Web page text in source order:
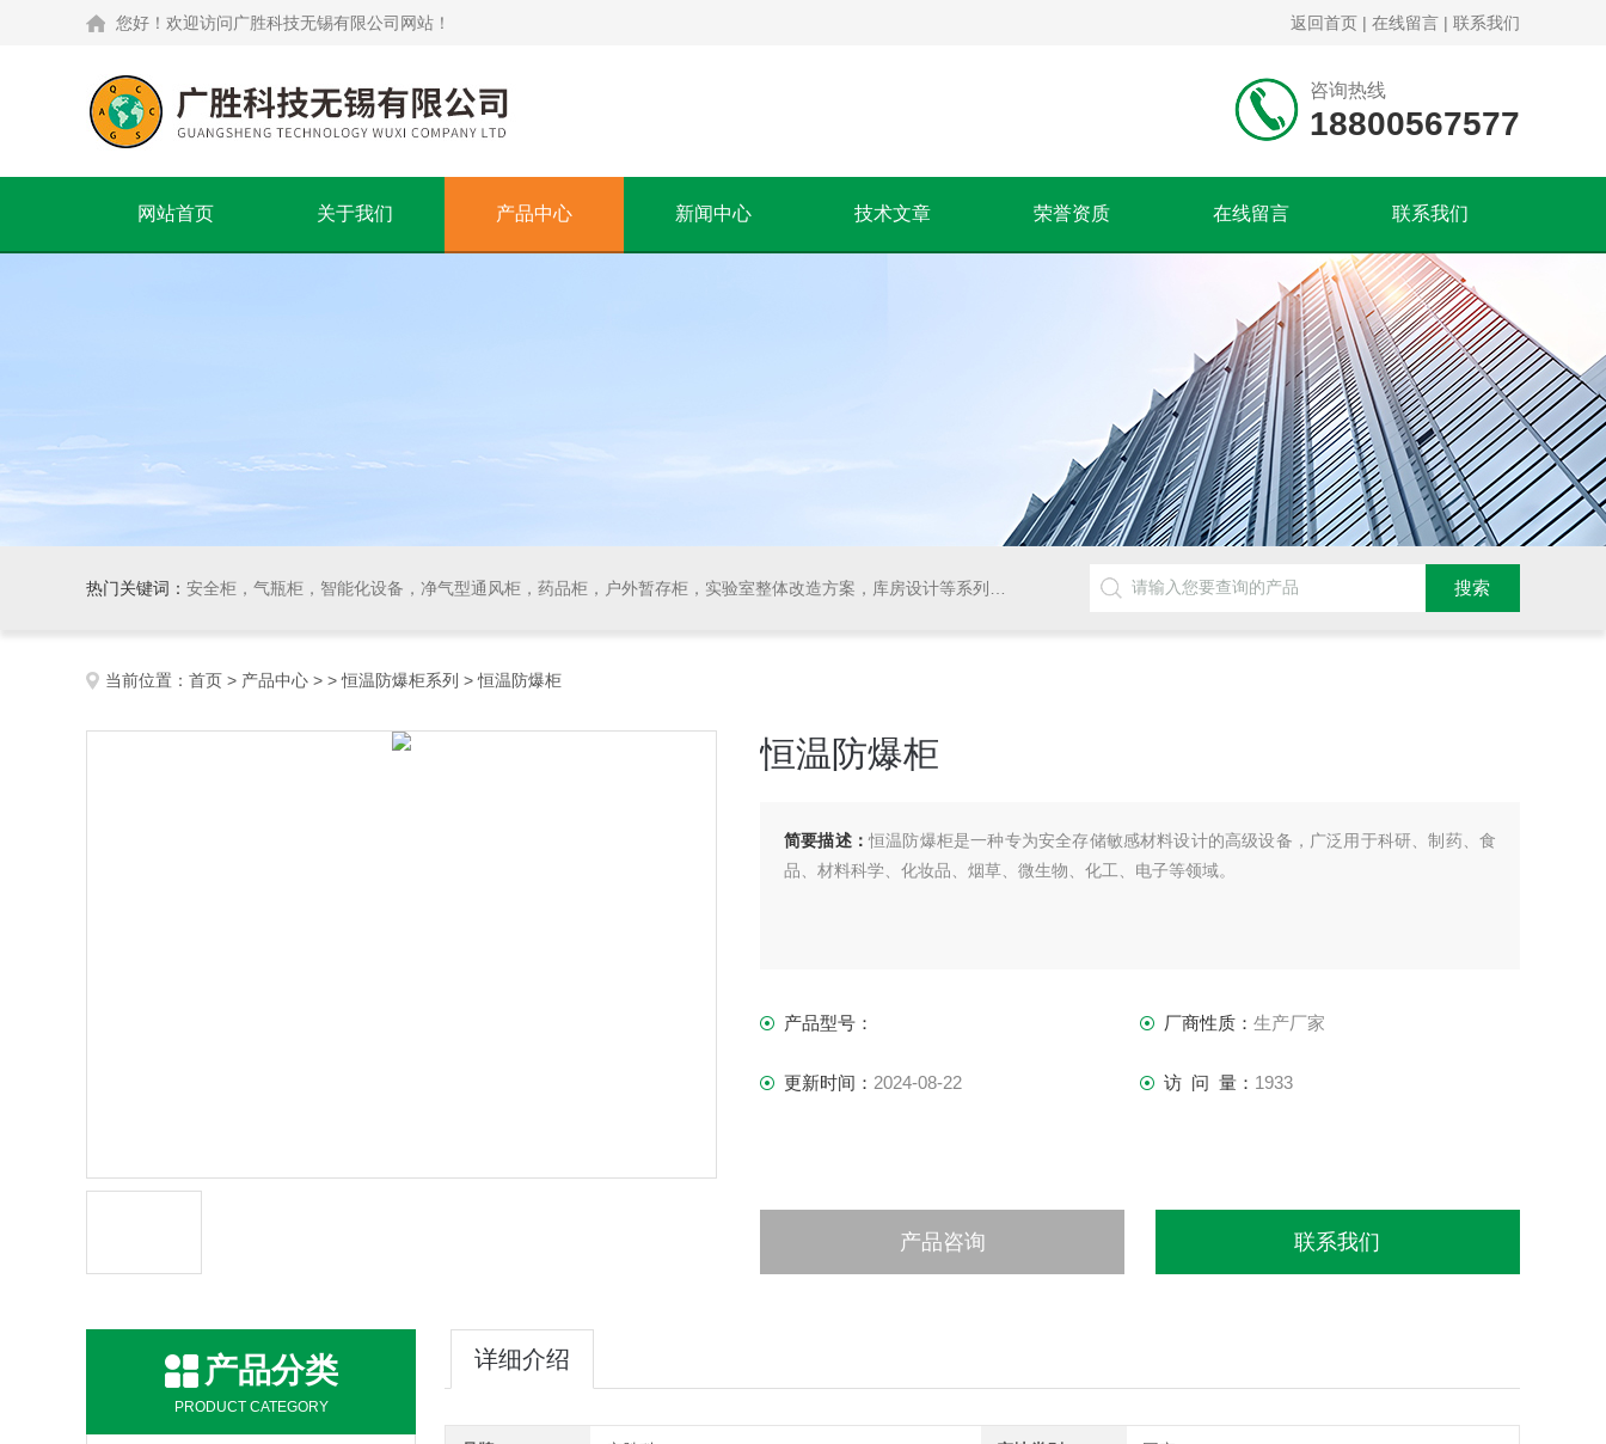
您好！欢迎访问广胜科技无锡有限公司网站！ 返回首页 | 在线留言 | 联系我们
咨询热线
18800567577
网站首页 关于我们 产品中心 新闻中心 技术文章 荣誉资质 在线留言 联系我们
热门关键词： 安全柜，气瓶柜，智能化设备，净气型通风柜，药品柜，户外暂存柜，实验室整体改造方案，库房设计等系列产品
当前位置： 首页 > 产品中心 > >恒温防爆柜系列 > 恒温防爆柜
恒温防爆柜
简要描述：恒温防爆柜是一种专为安全存储敏感材料设计的高级设备，广泛用于科研、制药、食
品、材料科学、化妆品、烟草、微生物、化工、电子等领域。
产品型号： 厂商性质： 生产厂家
更新时间： 2024-08-22 访 问 量： 1933
产品咨询 联系我们
产品分类
PRODUCT CATEGORY
详细介绍